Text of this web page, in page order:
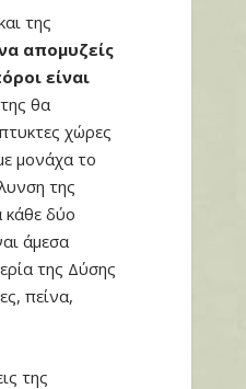
της
απομυζείς
είναι
θα
χώρες
μονάχα το
της
κάθε δύο
άμεσα
της Δύσης
πείνα,
της